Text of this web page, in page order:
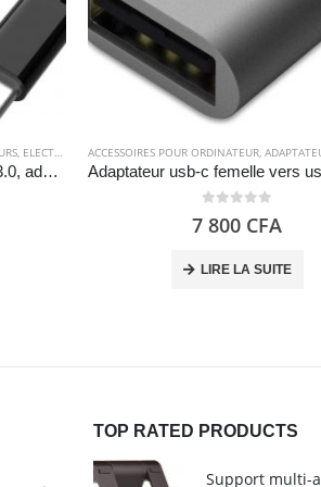
, ELECTRONIQUES
Adaptateur usb type-c vers usb 3.0, adaptateur thunderbolt 3 vers usb femelle – Noir – Nonda
ACCESSOIRES POUR ORDINATEUR,
7 800 CFA
LIRE LA SUITE
TOP RATED PRODUCTS